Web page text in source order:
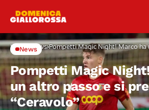
Home News Pompetti Magic Night! Marco ha
il “Ceravolo”
News
Pompetti Magic
un altro passo e si
“Ceravolo”